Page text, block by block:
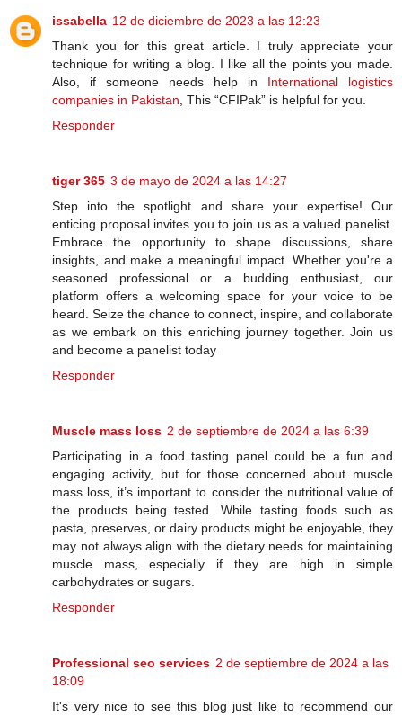
issabella 12 de diciembre de 2023 a las 12:23
Thank you for this great article. I truly appreciate your
technique for writing a blog. I like all the points you made.
Also, if someone needs help in International logistics
companies in Pakistan, This “CFIPak” is helpful for you.
Responder
tiger 365 3 de mayo de 2024 a las 14:27
Step into the spotlight and share your expertise! Our
enticing proposal invites you to join us as a valued panelist.
Embrace the opportunity to shape discussions, share
insights, and make a meaningful impact. Whether you're a
seasoned professional or a budding enthusiast, our
platform offers a welcoming space for your voice to be
heard. Seize the chance to connect, inspire, and collaborate
as we embark on this enriching journey together. Join us
and become a panelist today
Responder
Muscle mass loss 2 de septiembre de 2024 a las 6:39
Participating in a food tasting panel could be a fun and
engaging activity, but for those concerned about muscle
mass loss, it’s important to consider the nutritional value of
the products being tested. While tasting foods such as
pasta, preserves, or dairy products might be enjoyable, they
may not always align with the dietary needs for maintaining
muscle mass, especially if they are high in simple
carbohydrates or sugars.
Responder
Professional seo services 2 de septiembre de 2024 a las
18:09
It's very nice to see this blog just like to recommend our